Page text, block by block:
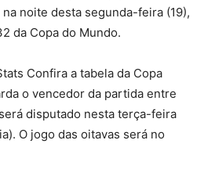
na noite desta segunda-feira (19),
da Copa do Mundo.
Confira a tabela da Copa
o vencedor da partida entre
disputado nesta terça-feira
O jogo das oitavas será no